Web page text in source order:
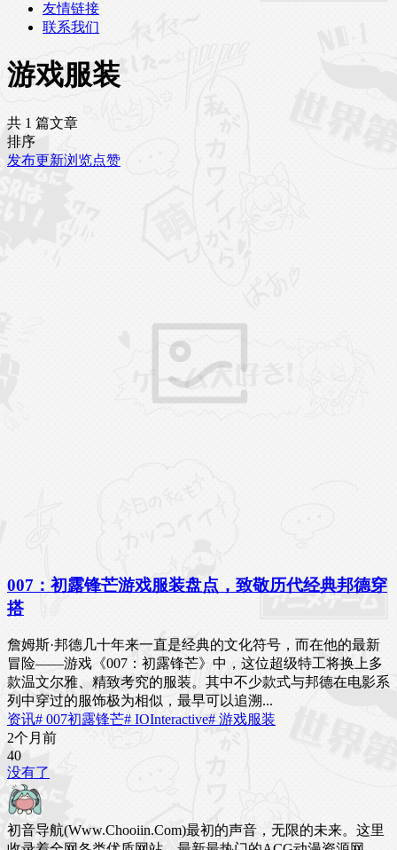
友情链接
联系我们
游戏服装
共 1 篇文章
排序
发布更新浏览点赞
007：初露锋芒游戏服装盘点，致敬历代经典邦德穿
搭
詹姆斯·邦德几十年来一直是经典的文化符号，而在他的最新
冒险——游戏《007：初露锋芒》中，这位超级特工将换上多
款温文尔雅、精致考究的服装。其中不少款式与邦德在电影系
列中穿过的服饰极为相似，最早可以追溯...
资讯# 007初露锋芒# IOInteractive# 游戏服装
2个月前
40
没有了
初音导航(Www.Chooiin.Com)最初的声音，无限的未来。这里